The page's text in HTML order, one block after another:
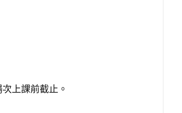
上課前截止。